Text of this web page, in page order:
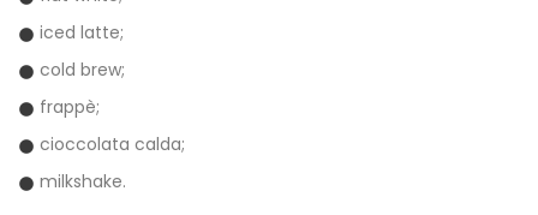
iced latte;
cold brew;
frappè;
cioccolata calda;
milkshake.